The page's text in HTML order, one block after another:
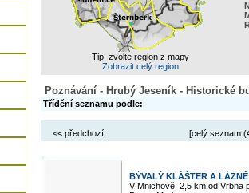
Tip: zvolte region z mapy
Zobrazit celý region
Poznávání - Hrubý Jeseník - Historické
Třídění seznamu podle:
<< předchozí [celý seznam (
BÝVALÝ KLÁŠTER A
V Mnichově, 2,5 km od Vrbna